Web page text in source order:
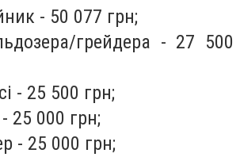
- 50 077 грн;
грейдера - 27 500
- 25 500 грн;
25 000 грн;
- 25 000 грн;